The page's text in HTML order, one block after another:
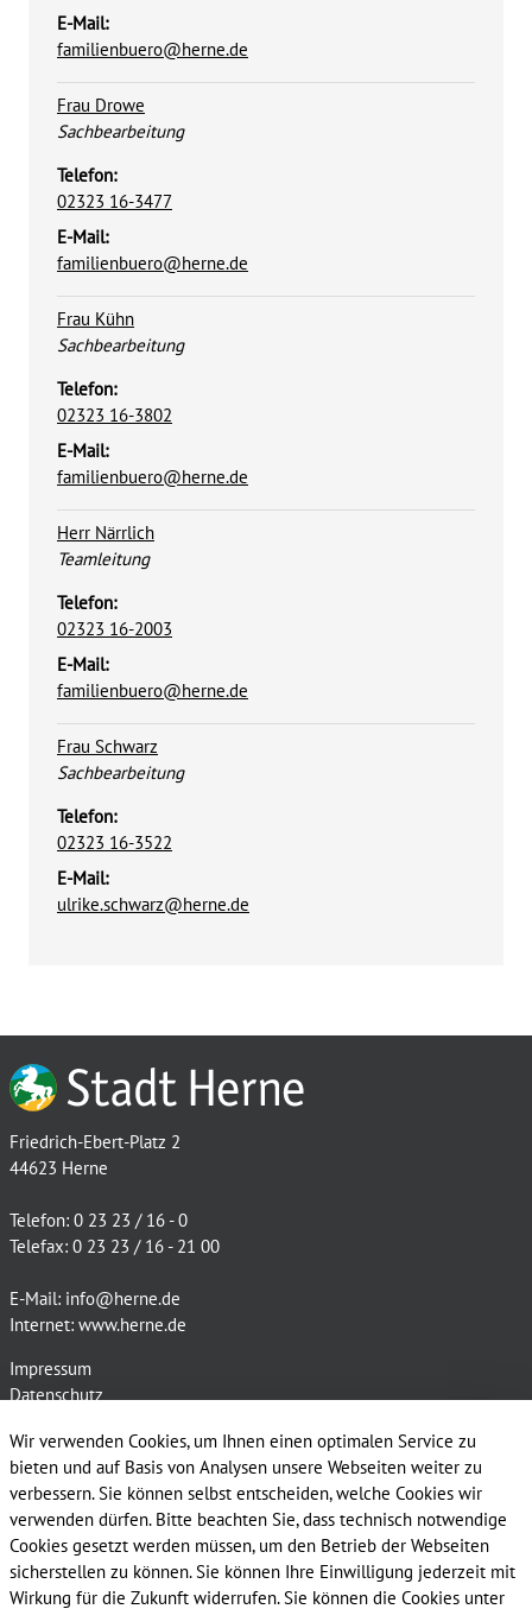
E-Mail:
familienbuero@herne.de
Frau Drowe
Position:
Sachbearbeitung
Telefon:
02323 16-3477
E-Mail:
familienbuero@herne.de
Frau Kühn
Position:
Sachbearbeitung
Telefon:
02323 16-3802
E-Mail:
familienbuero@herne.de
Herr Närrlich
Position:
Teamleitung
Telefon:
02323 16-2003
E-Mail:
familienbuero@herne.de
Frau Schwarz
Position:
Sachbearbeitung
Telefon:
02323 16-3522
E-Mail:
ulrike.schwarz@herne.de
Friedrich-Ebert-Platz 2
44623 Herne
Telefon: 0 23 23 / 16 - 0
Telefax: 0 23 23 / 16 - 21 00
E-Mail: info@herne.de
Internet: www.herne.de
Impressum
Datenschutz
Cookie-Richtlinie
Wir verwenden Cookies, um Ihnen einen optimalen Service zu
bieten und auf Basis von Analysen unsere Webseiten weiter zu
verbessern. Sie können selbst entscheiden, welche Cookies wir
verwenden dürfen. Bitte beachten Sie, dass technisch notwendige
Cookies gesetzt werden müssen, um den Betrieb der Webseiten
sicherstellen zu können. Sie können Ihre Einwilligung jederzeit mit
Wirkung für die Zukunft widerrufen. Sie können die Cookies unter